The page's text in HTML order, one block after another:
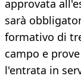
approvata
sarà
formativo di
campo e
l'entrata in